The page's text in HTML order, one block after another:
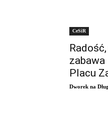
CeSiR
Placu
Dworek na